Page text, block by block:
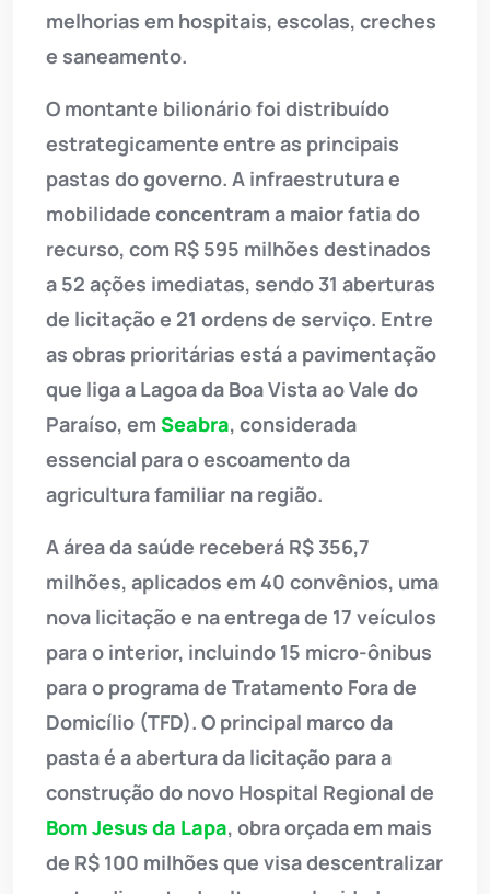
melhorias em hospitais, escolas, creches
e saneamento.
O montante bilionário foi distribuído
estrategicamente entre as principais
pastas do governo. A infraestrutura e
mobilidade concentram a maior fatia do
recurso, com R$ 595 milhões destinados
a 52 ações imediatas, sendo 31 aberturas
de licitação e 21 ordens de serviço. Entre
as obras prioritárias está a pavimentação
que liga a Lagoa da Boa Vista ao Vale do
Paraíso, em Seabra, considerada
essencial para o escoamento da
agricultura familiar na região.
A área da saúde receberá R$ 356,7
milhões, aplicados em 40 convênios, uma
nova licitação e na entrega de 17 veículos
para o interior, incluindo 15 micro-ônibus
para o programa de Tratamento Fora de
Domicílio (TFD). O principal marco da
pasta é a abertura da licitação para a
construção do novo Hospital Regional de
Bom Jesus da Lapa, obra orçada em mais
de R$ 100 milhões que visa descentralizar